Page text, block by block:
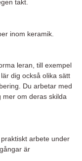
takt.
inom keramik.
leran, till exempel
dig också olika sätt
Du arbetar med
mer om deras skilda
arbete under
är